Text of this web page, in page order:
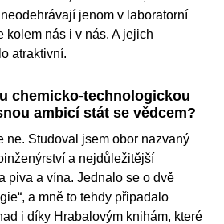
jenom v laboratorní
kolem nás i v nás. A jejich
atraktivní.
chemicko-technologickou
ambicí stát se vědcem?
ne. Studoval jsem obor nazvaný
a nejdůležitější
piva a vína. Jednalo se o dvě
a mně to tehdy připadalo
i díky Hrabalovým knihám, které